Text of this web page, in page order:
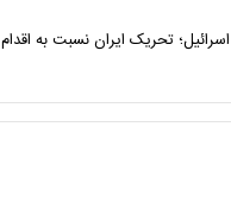
تحریک ایران نسبت به اقدام